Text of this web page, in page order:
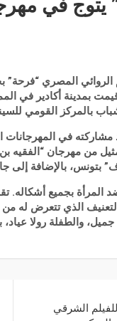
يتوج في
الروائي المصري
بمدينة أكادير في
بالمركز القومي
في المهرجانات
من مهرجان
بتونس، بالإضافة
المرأة بجميع
الذي تتعرض له من
والطفلة رولا عياد،
الشرقي